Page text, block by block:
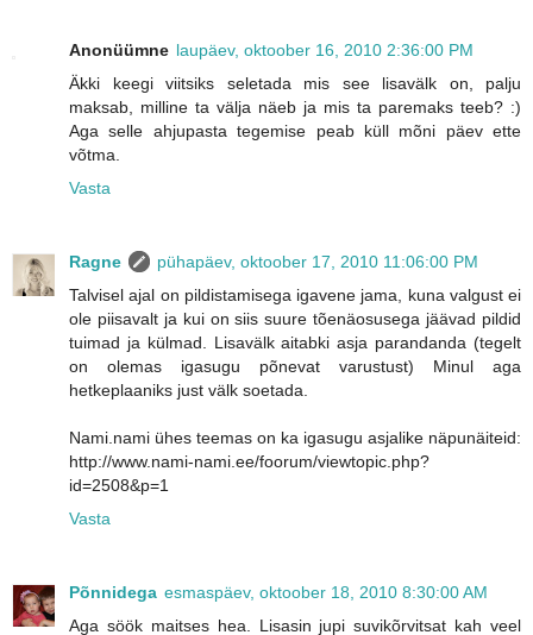
Anonüümne laupäev, oktoober 16, 2010 2:36:00 PM
Äkki keegi viitsiks seletada mis see lisavälk on, palju
maksab, milline ta välja näeb ja mis ta paremaks teeb? :)
Aga selle ahjupasta tegemise peab küll mõni päev ette
võtma.
Vasta
Ragne
pühapäev, oktoober 17, 2010 11:06:00 PM
Talvisel ajal on pildistamisega igavene jama, kuna valgust ei
ole piisavalt ja kui on siis suure tõenäosusega jäävad pildid
tuimad ja külmad. Lisavälk aitabki asja parandanda (tegelt
on olemas igasugu põnevat varustust) Minul aga
hetkeplaaniks just välk soetada.
Nami.nami ühes teemas on ka igasugu asjalike näpunäiteid:
http://www.nami-nami.ee/foorum/viewtopic.php?
id=2508&p=1
Vasta
Põnnidega esmaspäev, oktoober 18, 2010 8:30:00 AM
Aga söök maitses hea. Lisasin jupi suvikõrvitsat kah veel